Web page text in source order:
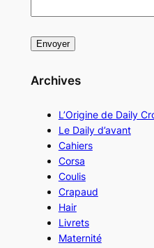
Archives
L’Origine de Daily
Le Daily d’avant
Cahiers
Corsa
Coulis
Crapaud
Hair
Livrets
Maternité